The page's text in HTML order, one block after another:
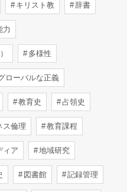
キリスト教 辞書
力
多様性
ローバルな正義
教育史 占領史
倫理 教育課程
ア 地域研究
図書館 記録管理